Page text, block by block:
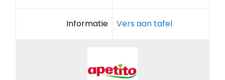
Informatie Vers aan tafel